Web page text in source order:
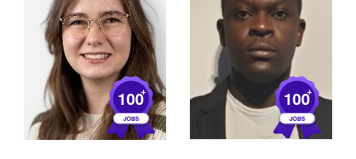
100+ 100+